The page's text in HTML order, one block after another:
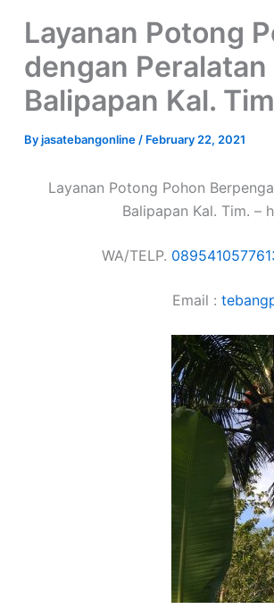
Layanan Potong
dengan
Balipapan Kal.
Byjasatebangonline / February 22, 2021
Layanan Potong Pohon
Balipapan Kal. Tim. –
WA/TELP.
Email :